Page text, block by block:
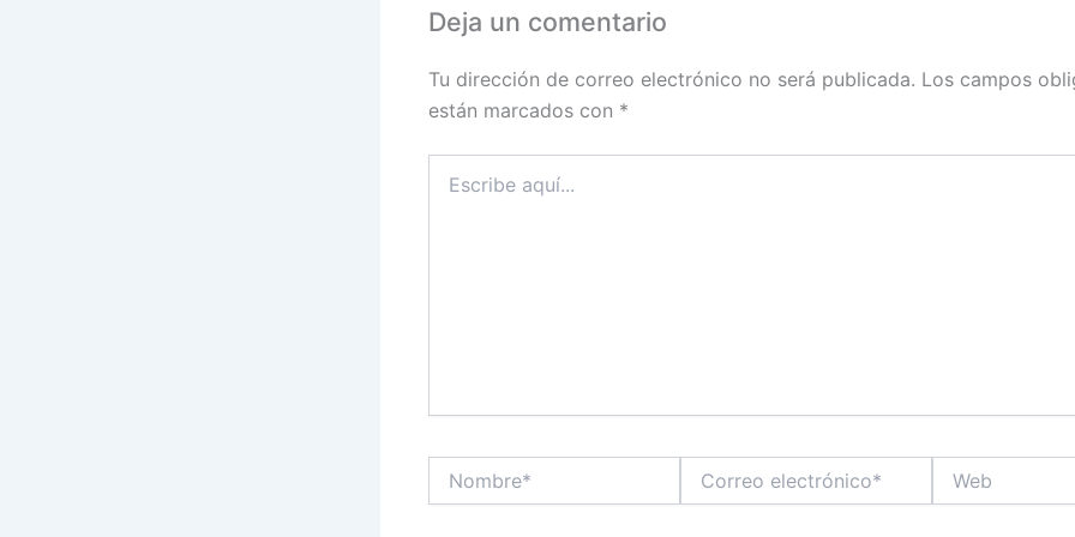
Deja un comentario
Tu dirección de correo electrónico no será publicada. Los campos
están marcados con *
aquí...
electrónico*